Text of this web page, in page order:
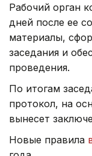
Рабочий орган
дней после ее
материалы,
заседания и
проведения.
По итогам
протокол, на
вынесет
Новые правила